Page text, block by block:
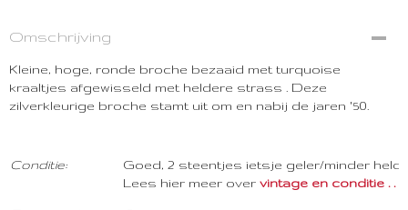
Omschrijving
Kleine, hoge, ronde broche bezaaid met turquoise
kraaltjes afgewisseld met heldere strass . Deze
zilverkleurige broche stamt uit om en nabij de jaren '50.
Conditie:
Goed, 2 steentjes ietsje geler/minder
Lees hier meer over vintage en conditie . . . .